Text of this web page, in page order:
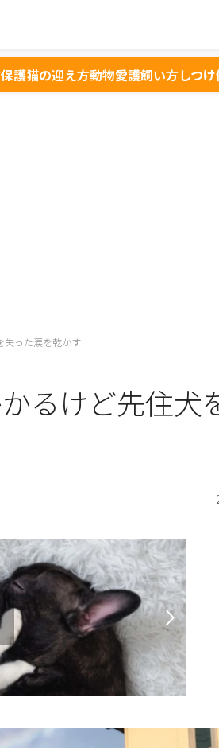
保護猫の迎え方動物愛護飼い方しつけ
失った涙を乾かす
るけど先住犬